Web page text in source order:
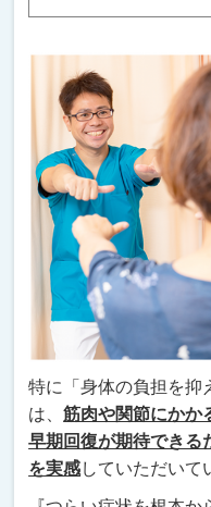
特に「身体の負担を抑
は、筋肉や関節にかか
早期回復が期待できる
を実感していただいて